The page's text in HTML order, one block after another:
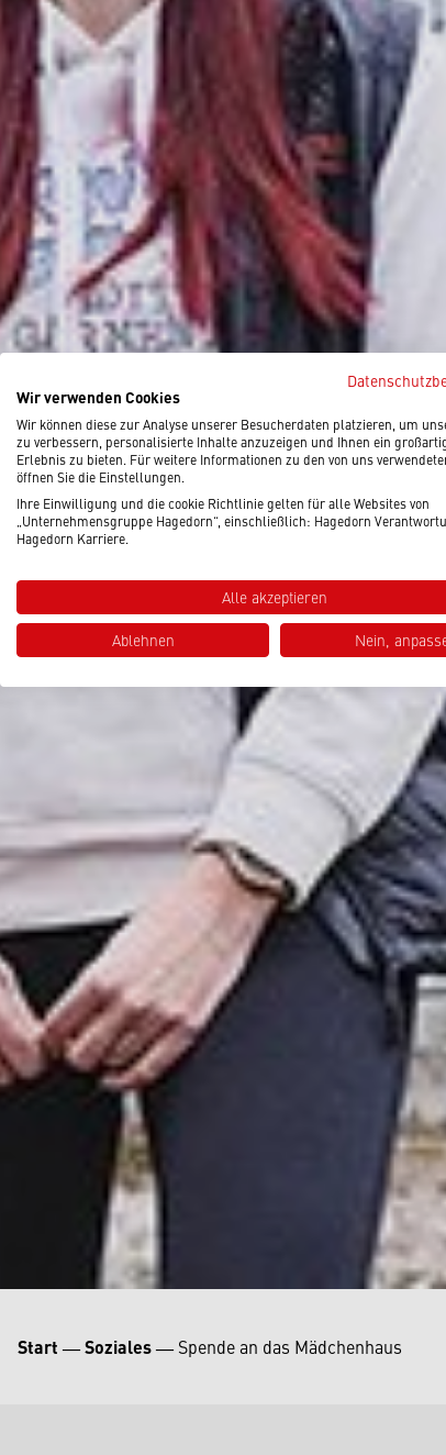
Start ―Soziales―Spende an das Mädchenhaus
Wir verwenden Cookies
Wir können diese zur Analyse unserer Besucherdaten platzieren, um
zu verbessern, personalisierte Inhalte anzuzeigen und Ihnen ein
Erlebnis zu bieten. Für weitere Informationen zu den von uns
öffnen Sie die Einstellungen.
Ihre Einwilligung und die cookie Richtlinie gelten für alle Websites von
„Unternehmensgruppe Hagedorn“, einschließlich: Hagedorn
Hagedorn Karriere.
Alle akzeptieren
Ablehnen Nein,